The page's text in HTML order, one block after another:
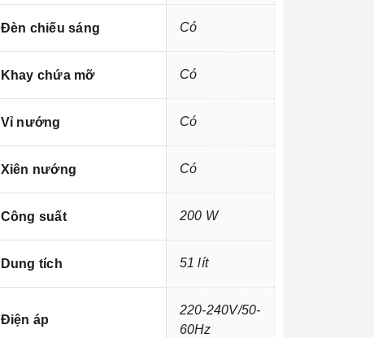
Đèn chiếu sáng Có
Khay chứa mỡ Có
Vỉ nướng Có
Xiên nướng Có
Công suất 200 W
Dung tích 51 lít
Điện áp
220-240V/50-
60Hz